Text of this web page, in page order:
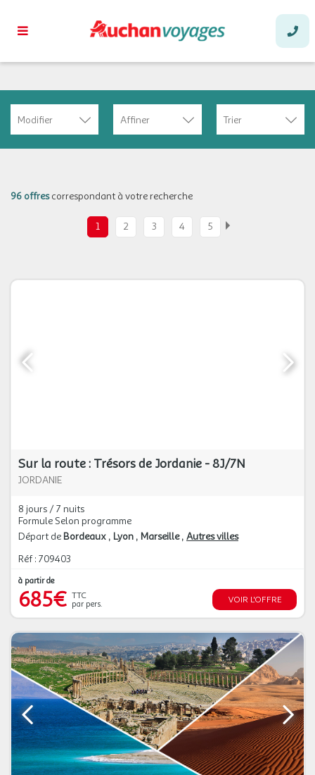
Modifier Affiner Trier
96 offrescorrespondant à votre recherche
1 2 3 4 5
Sur la route : Trésors de Jordanie - 8J/7N
JORDANIE
8 jours / 7 nuits
Formule Selon programme
Départ de Bordeaux Lyon Marseille Autres villes
Réf : 709403
à partir de
685€ TTC
par pers.
VOIR L'OFFRE